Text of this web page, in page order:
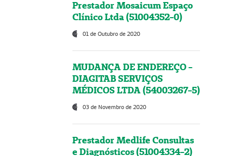
Prestador Mosaicum Espaço
Clínico Ltda (51004352-0)
01 de Outubro de 2020
MUDANÇA DE ENDEREÇO -
DIAGITAB SERVIÇOS
MÉDICOS LTDA (54003267-5)
03 de Novembro de 2020
Prestador Medlife Consultas
e Diagnósticos (51004334-2)